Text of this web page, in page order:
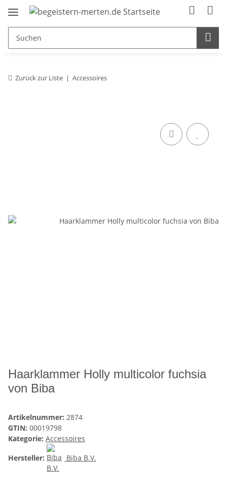
Zurück zur Liste Accessoires
Haarklammer Holly multicolor fuchsia
von Biba
Artikelnummer: 2874
GTIN: 00019798
Kategorie: Accessoires
Hersteller:
Biba B.V.